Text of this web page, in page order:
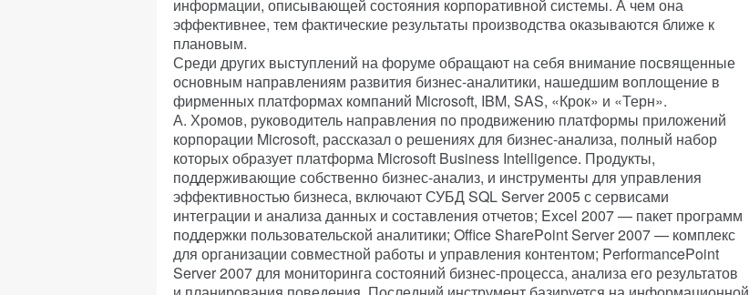
информации, описывающей состояния корпоративной системы. А чем она
эффективнее, тем фактические результаты производства оказываются ближе к
плановым.
Среди других выступлений на форуме обращают на себя внимание посвященные
основным направлениям развития бизнес-аналитики, нашедшим воплощение в
фирменных платформах компаний Microsoft, IBM, SAS, «Крок» и «Терн».
А. Хромов, руководитель направления по продвижению платформы приложений
корпорации Microsoft, рассказал о решениях для бизнес-анализа, полный набор
которых образует платформа Microsoft Business Intelligence. Продукты,
поддерживающие собственно бизнес-анализ, и инструменты для управления
эффективностью бизнеса, включают СУБД SQL Server 2005 с сервисами
интеграции и анализа данных и составления отчетов; Excel 2007 — пакет программ
поддержки пользовательской аналитики; Office SharePoint Server 2007 — комплекс
для организации совместной работы и управления контентом; PerformancePoint
Server 2007 для мониторинга состояний бизнес-процесса, анализа его результатов